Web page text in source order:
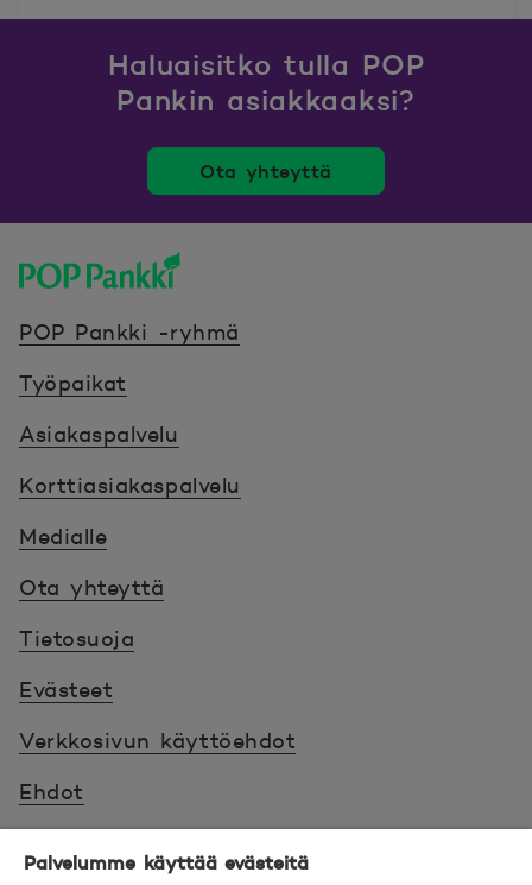
Haluaisitko tulla POP
Pankin asiakkaaksi?
Ota yhteyttä
POP Pankki -ryhmä
Työpaikat
Asiakaspalvelu
Korttiasiakaspalvelu
Medialle
Ota yhteyttä
Tietosuoja
Evästeet
Verkkosivun käyttöehdot
Ehdot
Palvelumme käyttää evästeitä